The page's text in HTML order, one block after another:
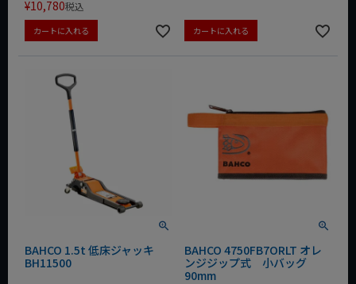
¥10,780税込
カートに入れる カートに入れる
BAHCO 1.5t 低床ジャッキ
BH11500
BAHCO 4750FB7ORLT オレ
ンジジップ式 小バッグ
90mm